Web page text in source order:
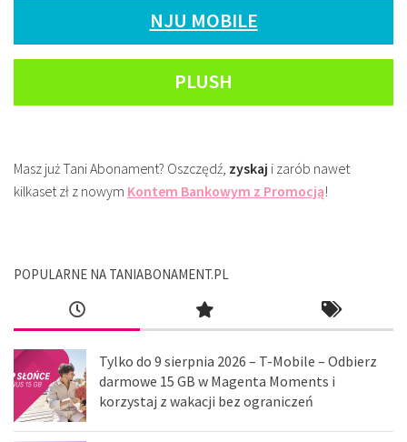
NJU MOBILE
PLUSH
Masz już Tani Abonament? Oszczędź, zyskaj i zarób nawet
kilkaset zł z nowym Kontem Bankowym z Promocją!
POPULARNE NA TANIABONAMENT.PL
Tylko do 9 sierpnia 2026 – T-Mobile – Odbierz
darmowe 15 GB w Magenta Moments i
korzystaj z wakacji bez ograniczeń